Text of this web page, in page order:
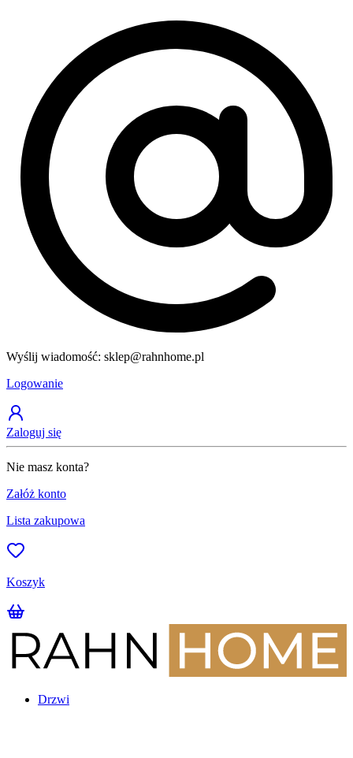
Wyślij wiadomość: sklep@rahnhome.pl
Logowanie
Zaloguj się
Nie masz konta?
Załóż konto
Lista zakupowa
Koszyk
Drzwi